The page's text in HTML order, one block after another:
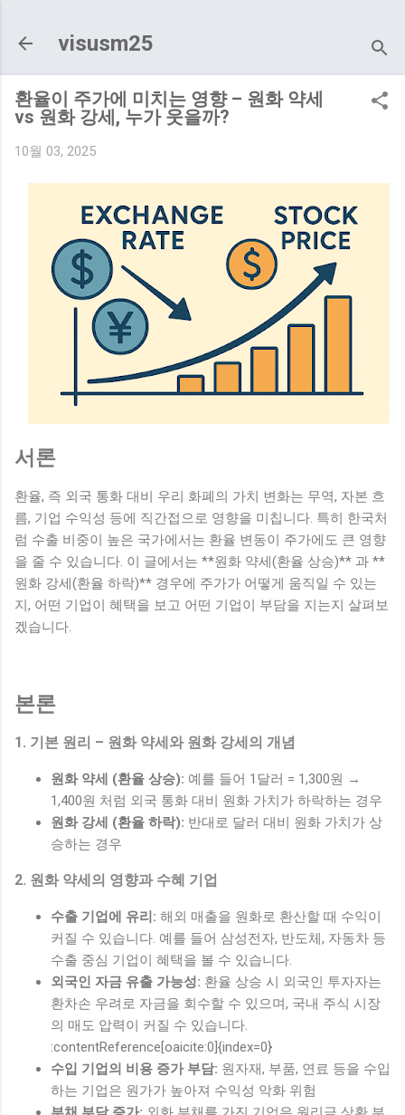
visusm25
환율이 주가에 미치는 영향 – 원화 약세
vs 원화 강세, 누가 웃을까?
10월 03, 2025
서론
환율, 즉 외국 통화 대비 우리 화폐의 가치 변화는 무역, 자본 흐
름, 기업 수익성 등에 직간접으로 영향을 미칩니다. 특히 한국처
럼 수출 비중이 높은 국가에서는 환율 변동이 주가에도 큰 영향
을 줄 수 있습니다. 이 글에서는 **원화 약세(환율 상승)** 과 **
원화 강세(환율 하락)** 경우에 주가가 어떻게 움직일 수 있는
지, 어떤 기업이 혜택을 보고 어떤 기업이 부담을 지는지 살펴보
겠습니다.
본론
1. 기본 원리 – 원화 약세와 원화 강세의 개념
원화 약세 (환율 상승): 예를 들어 1달러 = 1,300원 →
1,400원 처럼 외국 통화 대비 원화 가치가 하락하는 경우
원화 강세 (환율 하락): 반대로 달러 대비 원화 가치가 상
승하는 경우
2. 원화 약세의 영향과 수혜 기업
수출 기업에 유리: 해외 매출을 원화로 환산할 때 수익이
커질 수 있습니다. 예를 들어 삼성전자, 반도체, 자동차 등
수출 중심 기업이 혜택을 볼 수 있습니다.
외국인 자금 유출 가능성: 환율 상승 시 외국인 투자자는
환차손 우려로 자금을 회수할 수 있으며, 국내 주식 시장
의 매도 압력이 커질 수 있습니다.
:contentReference[oaicite:0]{index=0}
수입 기업의 비용 증가 부담: 원자재, 부품, 연료 등을 수입
하는 기업은 원가가 높아져 수익성 악화 위험